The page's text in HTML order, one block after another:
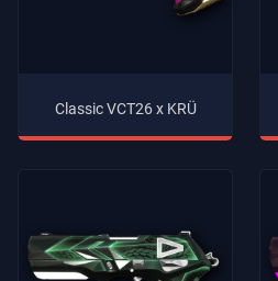
Classic VCT26 x KRÜ